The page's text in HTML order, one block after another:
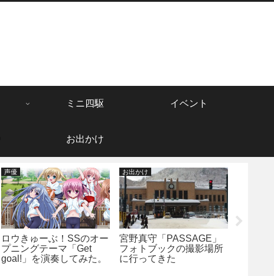
ミニ四駆 イベント
お出かけ
声優
ロウきゅーぶ！SSのオー
プニングテーマ「Get
goal!」を演奏してみた。
お出かけ
宮野真守「PASSAGE」
フォトブックの撮影場所
に行ってきた